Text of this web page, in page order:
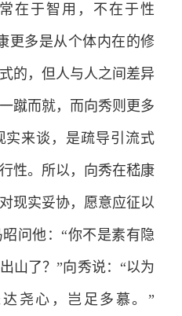
在于智用，不在于性
更多是从个体内在的修
的，但人与人之间差异
蹴而就，而向秀则更多
实来谈，是疏导引流式
性。所以，向秀在嵇康
现实妥协，愿意应征以
问他：“你不是素有隐
山了？”向秀说：“以为
尧心，岂足多慕。”